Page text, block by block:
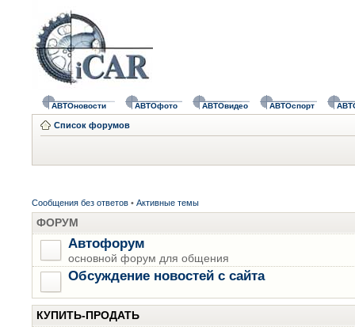
АВТОновости АВТОфото АВТОвидео АВТОспорт
Список форумов
Сообщения без ответов • Активные темы
ФОРУМ
Автофорум
основной форум для общения
Обсуждение новостей с сайта
КУПИТЬ-ПРОДАТЬ